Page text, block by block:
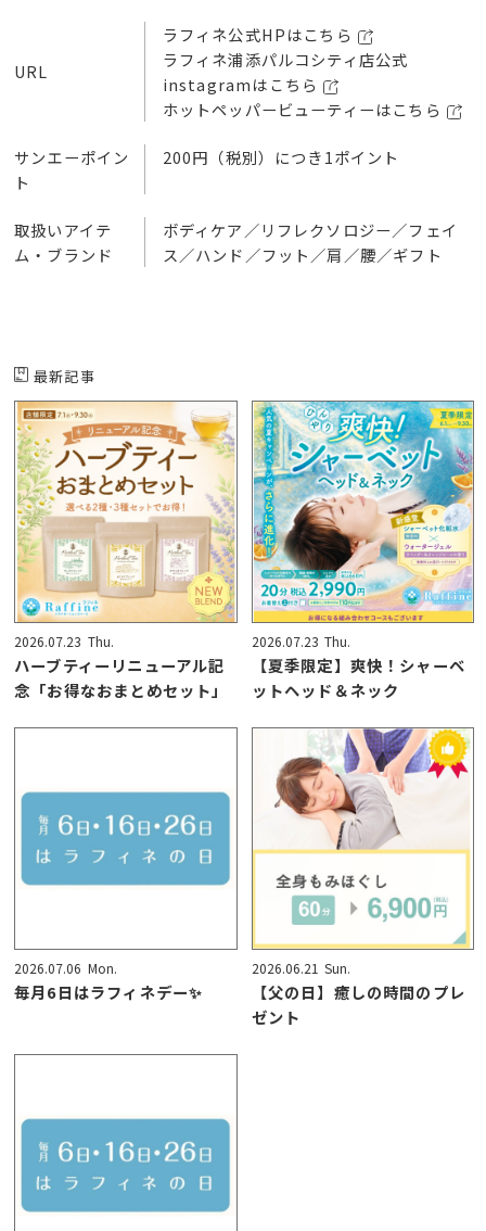
URL
ラフィネ公式HPはこちら
ラフィネ浦添パルコシティ店公式
instagramはこちら
ホットペッパービューティーはこちら
サンエーポイン
ト
200円（税別）につき1ポイント
取扱いアイテ
ム・ブランド
ボディケア／リフレクソロジー／フェイ
ス／ハンド／フット／肩／腰／ギフト
最新記事
2026.07.23 Thu.
ハーブティーリニューアル記
念「お得なおまとめセット」
2026.07.23 Thu.
【夏季限定】爽快！シャーベ
ットヘッド＆ネック
2026.07.06 Mon.
毎月6日はラフィネデー✨
2026.06.21 Sun.
【父の日】癒しの時間のプレ
ゼント